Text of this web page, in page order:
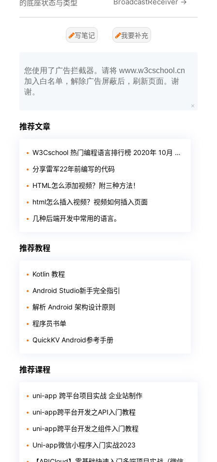
的底座状态与类型
写笔记 我要补充
您使用了广告拦截器。请将 www.w3cschool.cn
加入白名单，解除广告屏蔽后，刷新页面。谢
谢。
推荐文章
W3Cschool 热门编程语言排行榜 2020年 10月 TOP10
分享雷军22年前编写的代码
HTML怎么添加视频？附三种方法！
html怎么插入视频？视频如何插入页面
几种后端开发中常用的语言。
推荐教程
Kotlin 教程
Android Studio新手完全指引
解析 Android 架构设计原则
程序员书单
QuickKV Android参考手册
推荐课程
uni-app 跨平台项目实战 企业站制作
uni-app跨平台开发之API入门教程
uni-app跨平台开发之组件入门教程
Uni-app微信小程序入门实战2023